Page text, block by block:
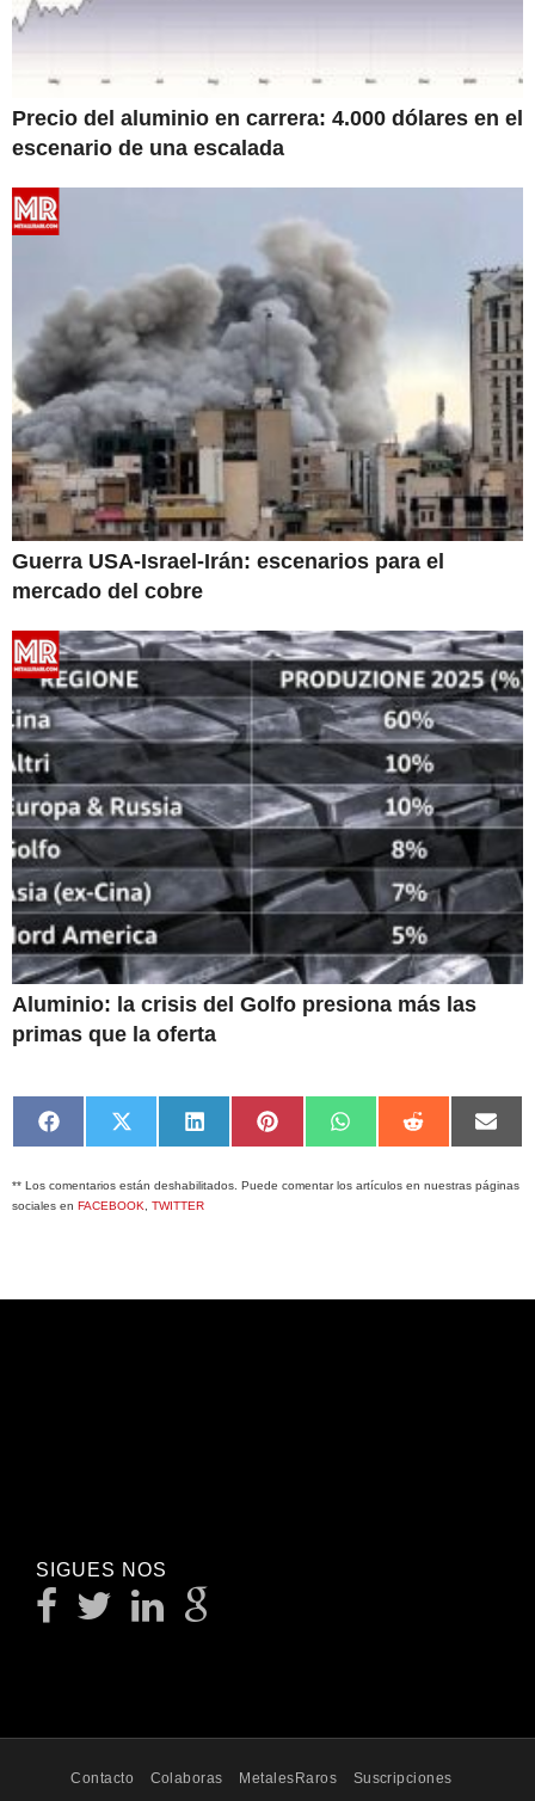
Precio del aluminio en carrera: 4.000 dólares en el
escenario de una escalada
Guerra USA-Israel-Irán: escenarios para el
mercado del cobre
Aluminio: la crisis del Golfo presiona más las
primas que la oferta
Compartir
Facebook
Compartir
X
(Twitter)
Compartir
LinkedIn
Compartir
Pinterest
Compartir
WhatsApp
Compartir
Reddit
** Los comentarios están deshabilitados. Puede comentar los artículos en nuestras páginas
sociales en FACEBOOK, TWITTER
SIGUES NOS
Contacto Colaboras MetalesRaros Suscripciones